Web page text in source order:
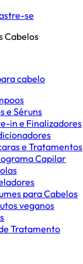
se
Cabelos
cabelo
e Séruns
in e Finalizadores
e Tratamentos
Capilar
para Cabelos
veganos
Tratamento